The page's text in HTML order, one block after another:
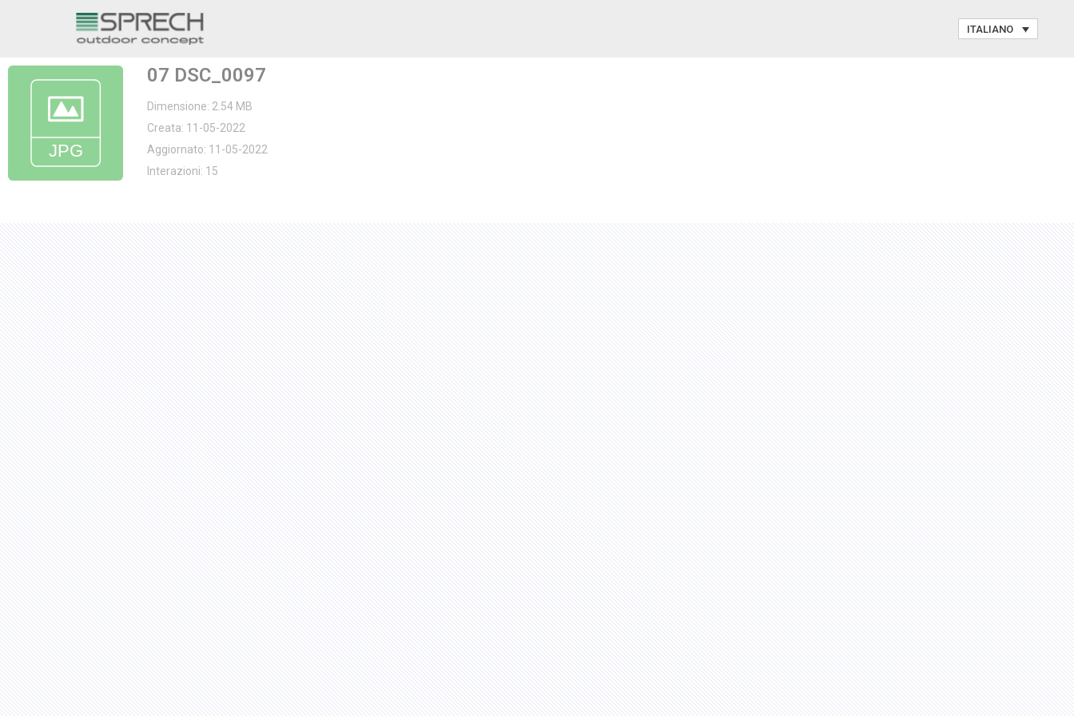
al
contenuto
ITALIANO
07 DSC_0097
Dimensione: 2.54 MB
Creata: 11-05-2022
Aggiornato: 11-05-2022
Interazioni: 15